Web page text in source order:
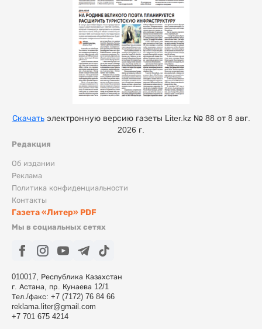
Редакция
Об издании
Реклама
Политика конфиденциальности
Контакты
Газета «Литер» PDF
Мы в социальных сетях
010017, Республика Казахстан
г. Астана, пр. Кунаева 12/1
Тел./факс: +7 (7172) 76 84 66
reklama.liter@gmail.com
+7 701 675 4214
Скачатьэлектронную версию газеты Liter.kz № 88 от 8 авг.
2026 г.